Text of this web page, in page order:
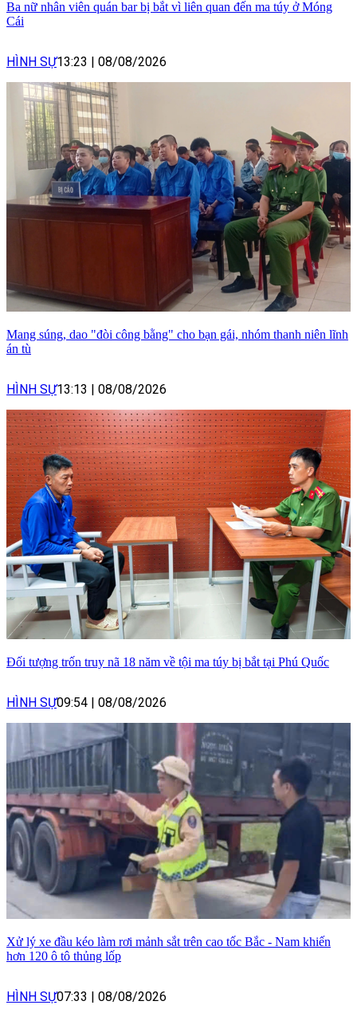
Ba nữ nhân viên quán bar bị bắt vì liên quan đến ma túy ở Móng
Cái
HÌNH SỰ13:23 08/08/2026
Mang súng, dao "đòi công bằng" cho bạn gái, nhóm thanh niên lĩnh
án tù
HÌNH SỰ13:13 08/08/2026
Đối tượng trốn truy nã 18 năm về tội ma túy bị bắt tại Phú Quốc
HÌNH SỰ09:54 08/08/2026
Xử lý xe đầu kéo làm rơi mảnh sắt trên cao tốc Bắc - Nam khiến
hơn 120 ô tô thủng lốp
HÌNH SỰ07:33 | 08/08/2026